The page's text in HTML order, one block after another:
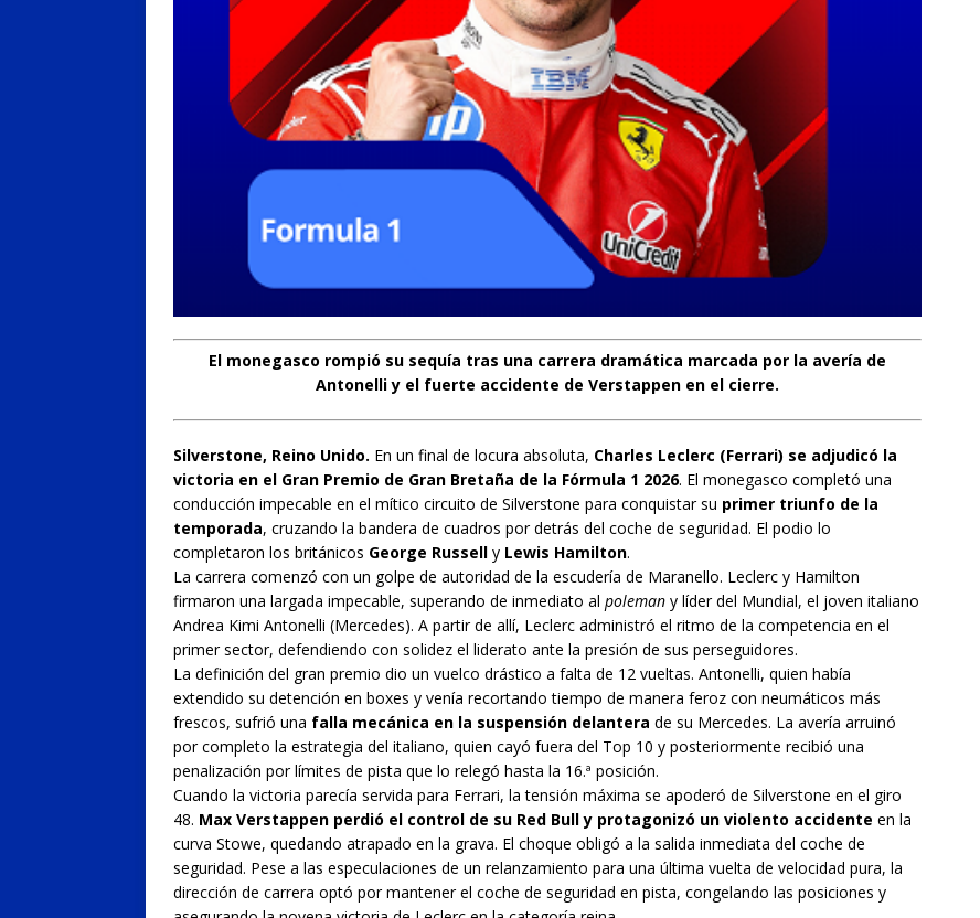
El monegasco rompió su sequía tras una carrera dramática marcada por la avería de
Antonelli y el fuerte accidente de Verstappen en el cierre.
Silverstone, Reino Unido. En un final de locura absoluta, Charles Leclerc (Ferrari) se adjudicó la
victoria en el Gran Premio de Gran Bretaña de la Fórmula 1 2026. El monegasco completó una
conducción impecable en el mítico circuito de Silverstone para conquistar su primer triunfo de la
temporada, cruzando la bandera de cuadros por detrás del coche de seguridad. El podio lo
completaron los británicos George Russell y Lewis Hamilton.
La carrera comenzó con un golpe de autoridad de la escudería de Maranello. Leclerc y Hamilton
firmaron una largada impecable, superando de inmediato al poleman y líder del Mundial, el joven italiano
Andrea Kimi Antonelli (Mercedes). A partir de allí, Leclerc administró el ritmo de la competencia en el
primer sector, defendiendo con solidez el liderato ante la presión de sus perseguidores.
La definición del gran premio dio un vuelco drástico a falta de 12 vueltas. Antonelli, quien había
extendido su detención en boxes y venía recortando tiempo de manera feroz con neumáticos más
frescos, sufrió una falla mecánica en la suspensión delantera de su Mercedes. La avería arruinó
por completo la estrategia del italiano, quien cayó fuera del Top 10 y posteriormente recibió una
penalización por límites de pista que lo relegó hasta la 16.ª posición.
Cuando la victoria parecía servida para Ferrari, la tensión máxima se apoderó de Silverstone en el giro
48. Max Verstappen perdió el control de su Red Bull y protagonizó un violento accidente en la
curva Stowe, quedando atrapado en la grava. El choque obligó a la salida inmediata del coche de
seguridad. Pese a las especulaciones de un relanzamiento para una última vuelta de velocidad pura, la
dirección de carrera optó por mantener el coche de seguridad en pista, congelando las posiciones y